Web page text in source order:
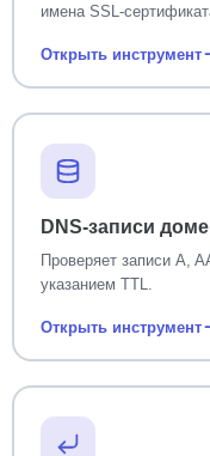
имена SSL-
Открыть инструмент
DNS-записи
Проверяет записи A,
указанием TTL.
Открыть инструмент